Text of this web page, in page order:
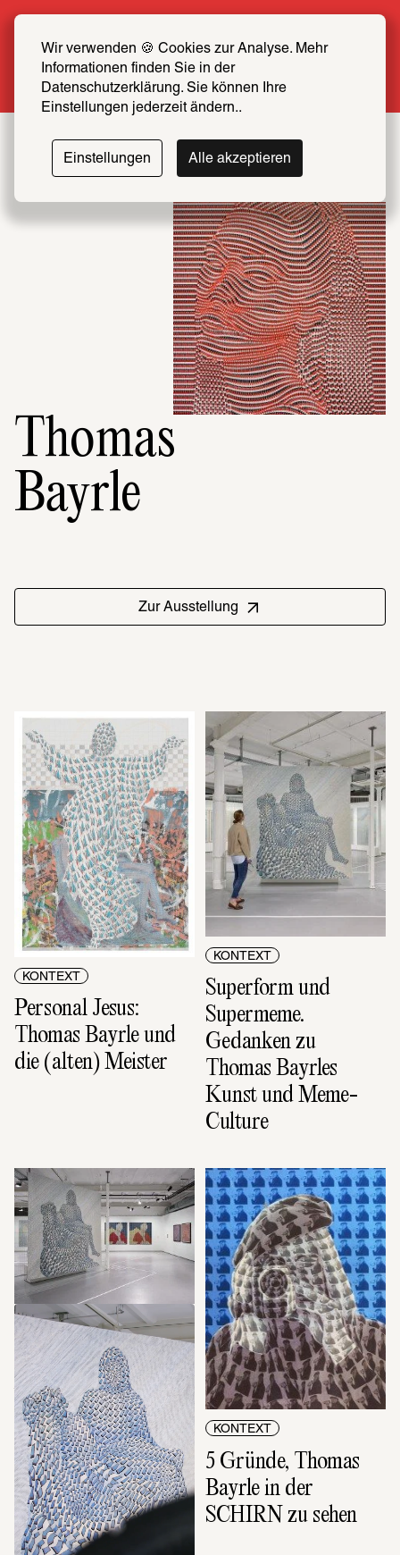
Wir verwenden 🍪 Cookies zur Analyse. Mehr
Informationen finden Sie in der
Datenschutzerklärung. Sie können Ihre
Einstellungen jederzeit ändern..
Einstellungen Alle akzeptieren
SCHIRN FREUND*IN werden
Mehr erfahren
Thomas
Bayrle
Zur Ausstellung
KONTEXT
Personal Jesus:
Thomas Bayrle und
die (alten) Meister
KONTEXT
Superform und
Supermeme.
Gedanken zu
Thomas Bayrles
Kunst und Meme-
Culture
KONTEXT
Der Film zur
Ausstellung: Thomas
Bayrle
KONTEXT
5 Gründe, Thomas
Bayrle in der
SCHIRN zu sehen